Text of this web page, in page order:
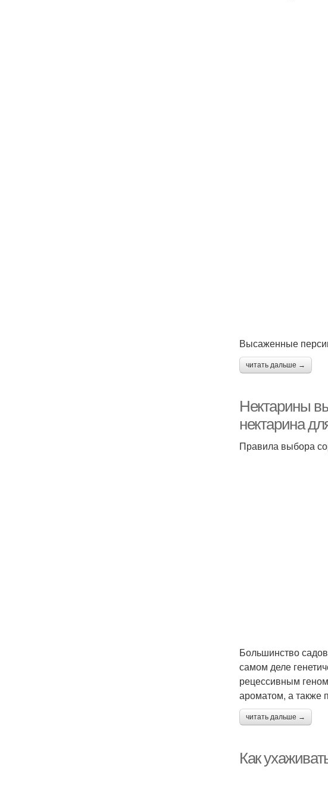
Высаженные
читать дальше →
Нектарины
нектарина
Правила выбора
Большинство
самом деле
рецессивным
ароматом, а также
читать дальше →
Как